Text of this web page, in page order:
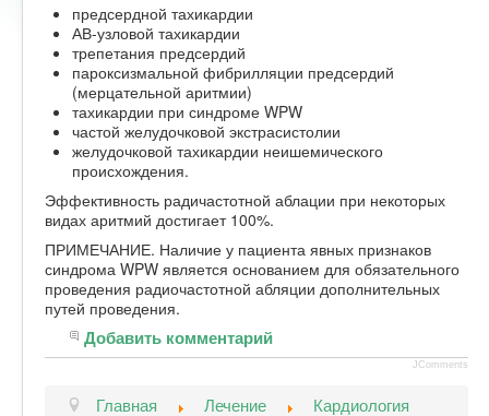
предсердной тахикардии
АВ-узловой тахикардии
трепетания предсердий
пароксизмальной фибрилляции предсердий
(мерцательной аритмии)
тахикардии при синдроме WPW
частой желудочковой экстрасистолии
желудочковой тахикардии неишемического
происхождения.
Эффективность радичастотной аблации при некоторых
видах аритмий достигает 100%.
ПРИМЕЧАНИЕ. Наличие у пациента явных признаков
синдрома WPW является основанием для обязательного
проведения радиочастотной абляции дополнительных
путей проведения.
Добавить комментарий
JComments
Главная Лечение Кардиология